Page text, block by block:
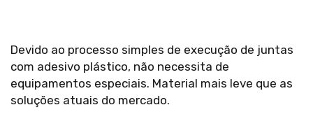
Devido ao processo simples de execução de juntas
com adesivo plástico, não necessita de
equipamentos especiais. Material mais leve que as
soluções atuais do mercado.